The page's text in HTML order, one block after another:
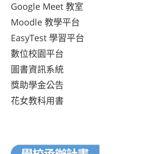
Google Meet 教室
Moodle 教學平台
EasyTest 學習平台
數位校園平台
圖書資訊系統
獎助學金公告
花女教科用書